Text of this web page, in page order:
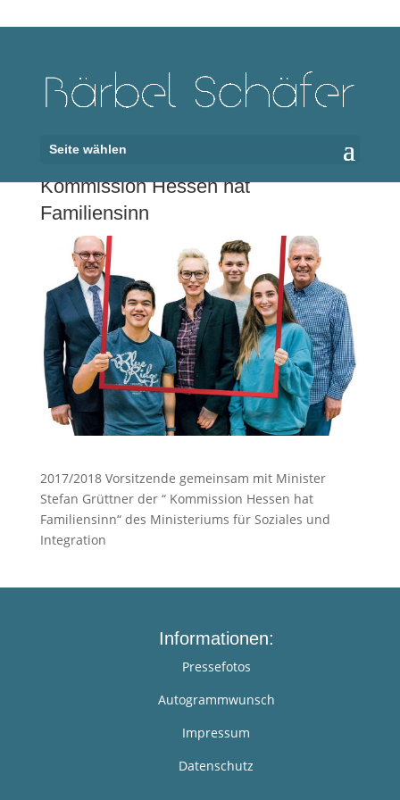
Seite wählen
Kommission Hessen hat
Familiensinn
2017/2018 Vorsitzende gemeinsam mit Minister
Stefan Grüttner der “ Kommission Hessen hat
Familiensinn“ des Ministeriums für Soziales und
Integration
Informationen:
Pressefotos
Autogrammwunsch
Impressum
Datenschutz